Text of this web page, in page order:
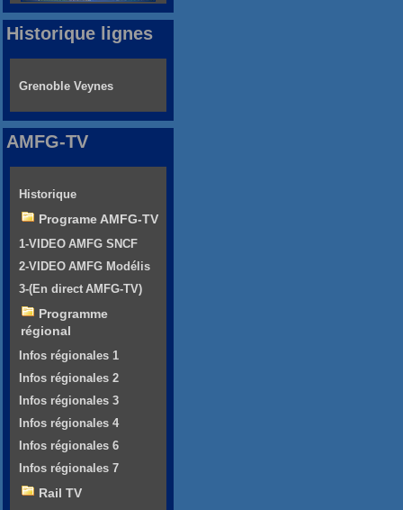
Historique lignes
Grenoble Veynes
AMFG-TV
Historique
Programe AMFG-TV
1-VIDEO AMFG SNCF
2-VIDEO AMFG Modélis
3-(En direct AMFG-TV)
Programme
régional
Infos régionales 1
Infos régionales 2
Infos régionales 3
Infos régionales 4
Infos régionales 6
Infos régionales 7
Rail TV